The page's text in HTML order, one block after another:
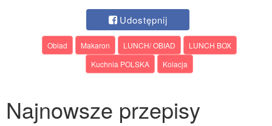
Udostępnij
Obiad Makaron LUNCH/ OBIAD
LUNCH BOX
Kuchnia POLSKA
Kolacja
Najnowsze przepisy